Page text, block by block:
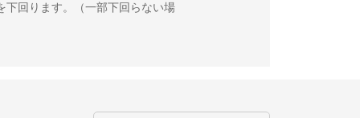
下回ります。（一部下回らない場